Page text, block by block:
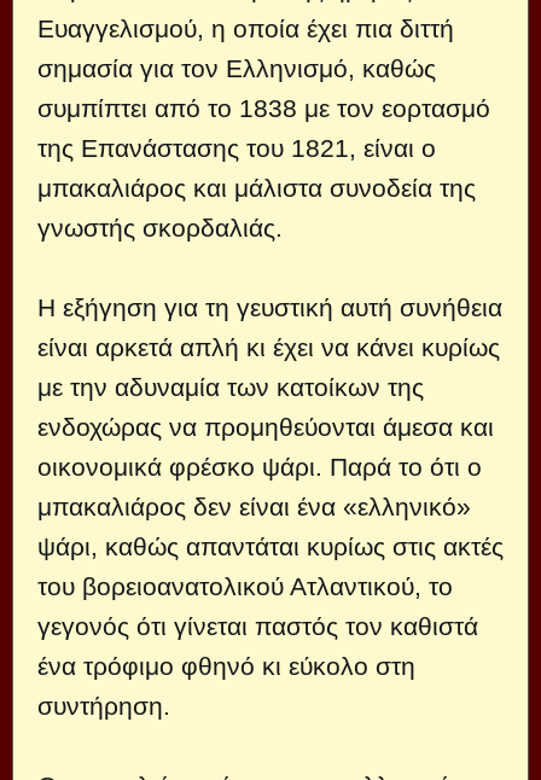
Ευαγγελισμού, η οποία έχει πια διττή
σημασία για τον Ελληνισμό, καθώς
συμπίπτει από το 1838 με τον εορτασμό
της Επανάστασης του 1821, είναι ο
μπακαλιάρος και μάλιστα συνοδεία της
γνωστής σκορδαλιάς.
Η εξήγηση για τη γευστική αυτή συνήθεια
είναι αρκετά απλή κι έχει να κάνει κυρίως
με την αδυναμία των κατοίκων της
ενδοχώρας να προμηθεύονται άμεσα και
οικονομικά φρέσκο ψάρι. Παρά το ότι ο
μπακαλιάρος δεν είναι ένα «ελληνικό»
ψάρι, καθώς απαντάται κυρίως στις ακτές
του βορειοανατολικού Ατλαντικού, το
γεγονός ότι γίνεται παστός τον καθιστά
ένα τρόφιμο φθηνό κι εύκολο στη
συντήρηση.